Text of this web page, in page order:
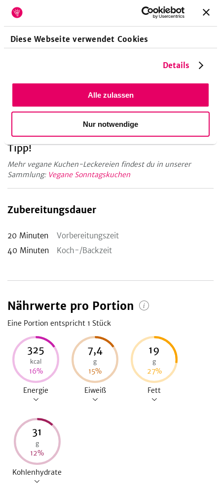
Diese Webseite verwendet Cookies
Details
Alle zulassen
Nur notwendige
Das Frosting unregelmäßig auf den Kuchen streichen und
mit abgeriebener Schale von Orange und Zitrone sowie
Kastenform
Mixer
Teigschaber
Tipp!
Mehr vegane Kuchen-Leckereien findest du in unserer
Sammlung: Vegane Sonntagskuchen
Zubereitungsdauer
20 Minuten
Vorbereitungszeit
40 Minuten Koch-/Backzeit
Nährwerte pro Portion
Eine Portion entspricht 1 Stück
325
kcal
16%
Energie
7,4
g
15%
Eiweiß
19
g
27%
Fett
31
g
12%
Kohlenhydrate